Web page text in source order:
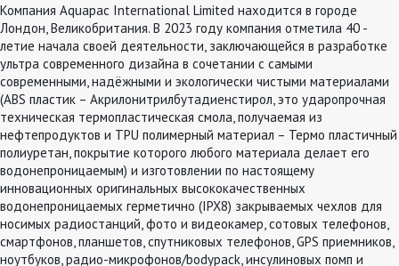
Компания Aquapac International Limited находится в городе
Лондон, Великобритания. В 2023 году компания отметила 40 -
летие начала своей деятельности, заключающейся в разработке
ультра современного дизайна в сочетании с самыми
современными, надёжными и экологически чистыми материалами
(ABS пластик – Акрилонитрилбутадиенстирол, это ударопрочная
техническая термопластическая смола, получаемая из
нефтепродуктов и TPU полимерный материал – Термо пластичный
полиуретан, покрытие которого любого материала делает его
водонепроницаемым) и изготовлении по настоящему
инновационных оригинальных высококачественных
водонепроницаемых герметично (IPX8) закрываемых чехлов для
носимых радиостанций, фото и видеокамер, сотовых телефонов,
смартфонов, планшетов, спутниковых телефонов, GPS приемников,
ноутбуков, радио-микрофонов/bodypack, инсулиновых помп и